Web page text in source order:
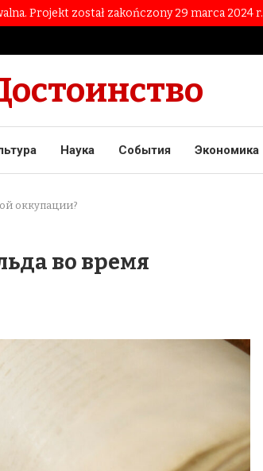
Projekt został zakończony 29 marca 2024 r.
Наука События Экономика
оккупации?
во время